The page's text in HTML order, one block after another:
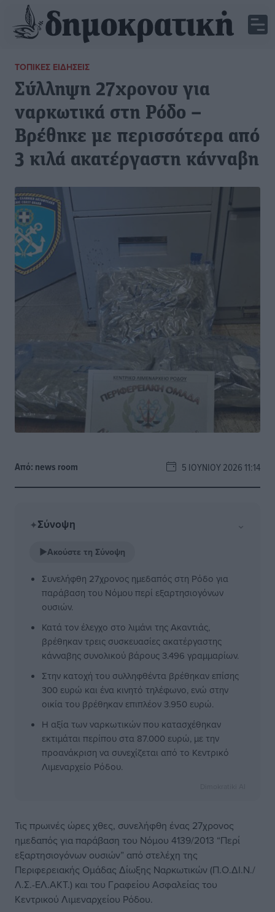
ΤΟΠΙΚΈΣ ΕΙΔΉΣΕΙΣ
Σύλληψη 27χρονου για
ναρκωτικά στη Ρόδο –
Βρέθηκε με περισσότερα από
3 κιλά ακατέργαστη κάνναβη
Από: news room 5 ΙΟΥΝΊΟΥ 2026 11:14
✦Σύνοψη ⌄
▶Ακούστε τη Σύνοψη
Συνελήφθη 27χρονος ημεδαπός στη Ρόδο για
παράβαση του Νόμου περί εξαρτησιογόνων
ουσιών.
Κατά τον έλεγχο στο λιμάνι της Ακαντιάς,
βρέθηκαν τρεις συσκευασίες ακατέργαστης
κάνναβης συνολικού βάρους 3.496 γραμμαρίων.
Στην κατοχή του συλληφθέντα βρέθηκαν επίσης
300 ευρώ και ένα κινητό τηλέφωνο, ενώ στην
οικία του βρέθηκαν επιπλέον 3.950 ευρώ.
Η αξία των ναρκωτικών που κατασχέθηκαν
εκτιμάται περίπου στα 87.000 ευρώ, με την
προανάκριση να συνεχίζεται από το Κεντρικό
Λιμεναρχείο Ρόδου.
Τις πρωινές ώρες χθες, συνελήφθη ένας 27χρονος
ημεδαπός για παράβαση του Νόμου 4139/2013 “Περί
εξαρτησιογόνων ουσιών” από στελέχη της
Περιφερειακής Ομάδας Δίωξης Ναρκωτικών (Π.Ο.ΔΙ.Ν./
Λ.Σ.-ΕΛ.ΑΚΤ.) και του Γραφείου Ασφαλείας του
Κεντρικού Λιμεναρχείου Ρόδου.